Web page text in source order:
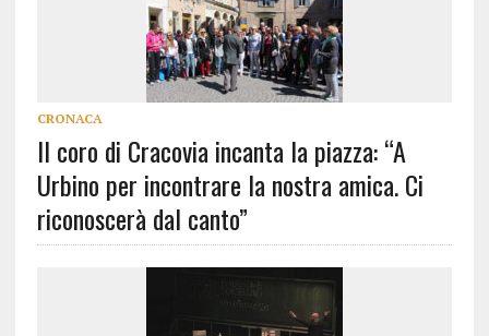
CRONACA
Il coro di Cracovia incanta la piazza: “A
Urbino per incontrare la nostra amica. Ci
riconoscerà dal canto”